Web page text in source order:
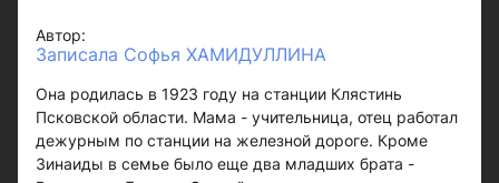
Автор:
Записала Софья ХАМИДУЛЛИНА
Она родилась в 1923 году на станции Клястинь
Псковской области. Мама - учительница, отец работал
дежурным по станции на железной дороге. Кроме
Зинаиды в семье было еще два младших брата -